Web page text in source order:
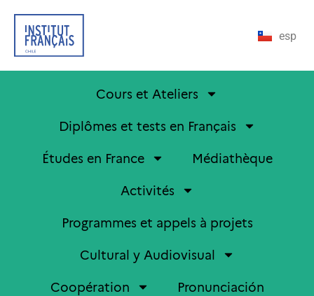
esp
Cours et Ateliers
Diplômes et tests en Français
Études en France
Médiathèque
Activités
Programmes et appels à projets
Cultural y Audiovisual
Coopération
Pronunciación